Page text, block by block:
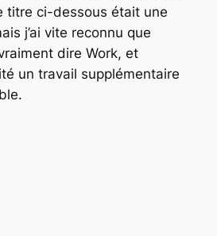
titre ci-dessous était une
j’ai vite reconnu que
dire Work, et
un travail supplémentaire